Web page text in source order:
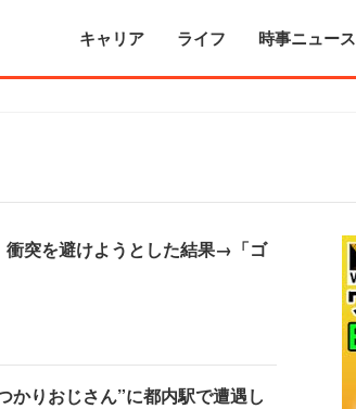
キャリア ライフ 時事ニュース
衝突を避けようとした結果→「ゴ
かりおじさん”に都内駅で遭遇し